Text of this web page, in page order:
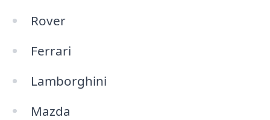
Rover
Ferrari
Lamborghini
Mazda